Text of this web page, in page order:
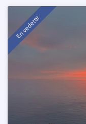
En vedette